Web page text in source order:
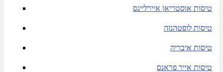
טיסות אוסטריאן איירליינס
טיסות לופטהנזה
טיסות איבריה
טיסות אייר פראנס